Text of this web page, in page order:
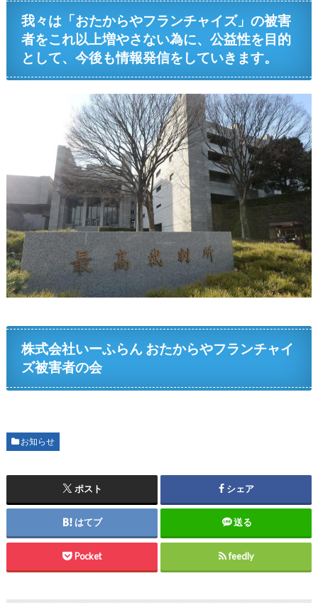
我々は「おたからやフランチャイズ」の被害
者をこれ以上増やさない為に、公益性を目的
として、今後も情報発信をしていきます。
株式会社いーふらん おたからやフランチャイ
ズ被害者の会
お知らせ
ポスト シェア
はてブ 送る
Pocket feedly